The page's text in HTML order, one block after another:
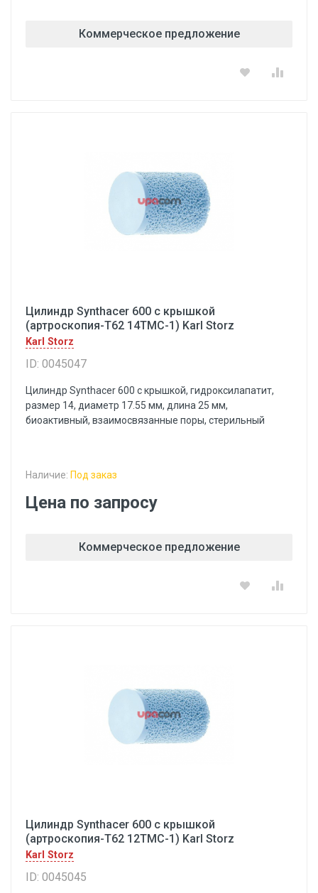
Коммерческое предложение
Цилиндр Synthacer 600 с крышкой
(артроскопия-Т62 14ТМС-1) Karl Storz
Karl Storz
ID: 0045047
Цилиндр Synthacer 600 с крышкой, гидроксилапатит,
размер 14, диаметр 17.55 мм, длина 25 мм,
биоактивный, взаимосвязанные поры, стерильный
Наличие: Под заказ
Цена по запросу
Коммерческое предложение
Цилиндр Synthacer 600 с крышкой
(артроскопия-Т62 12ТМС-1) Karl Storz
Karl Storz
ID: 0045045